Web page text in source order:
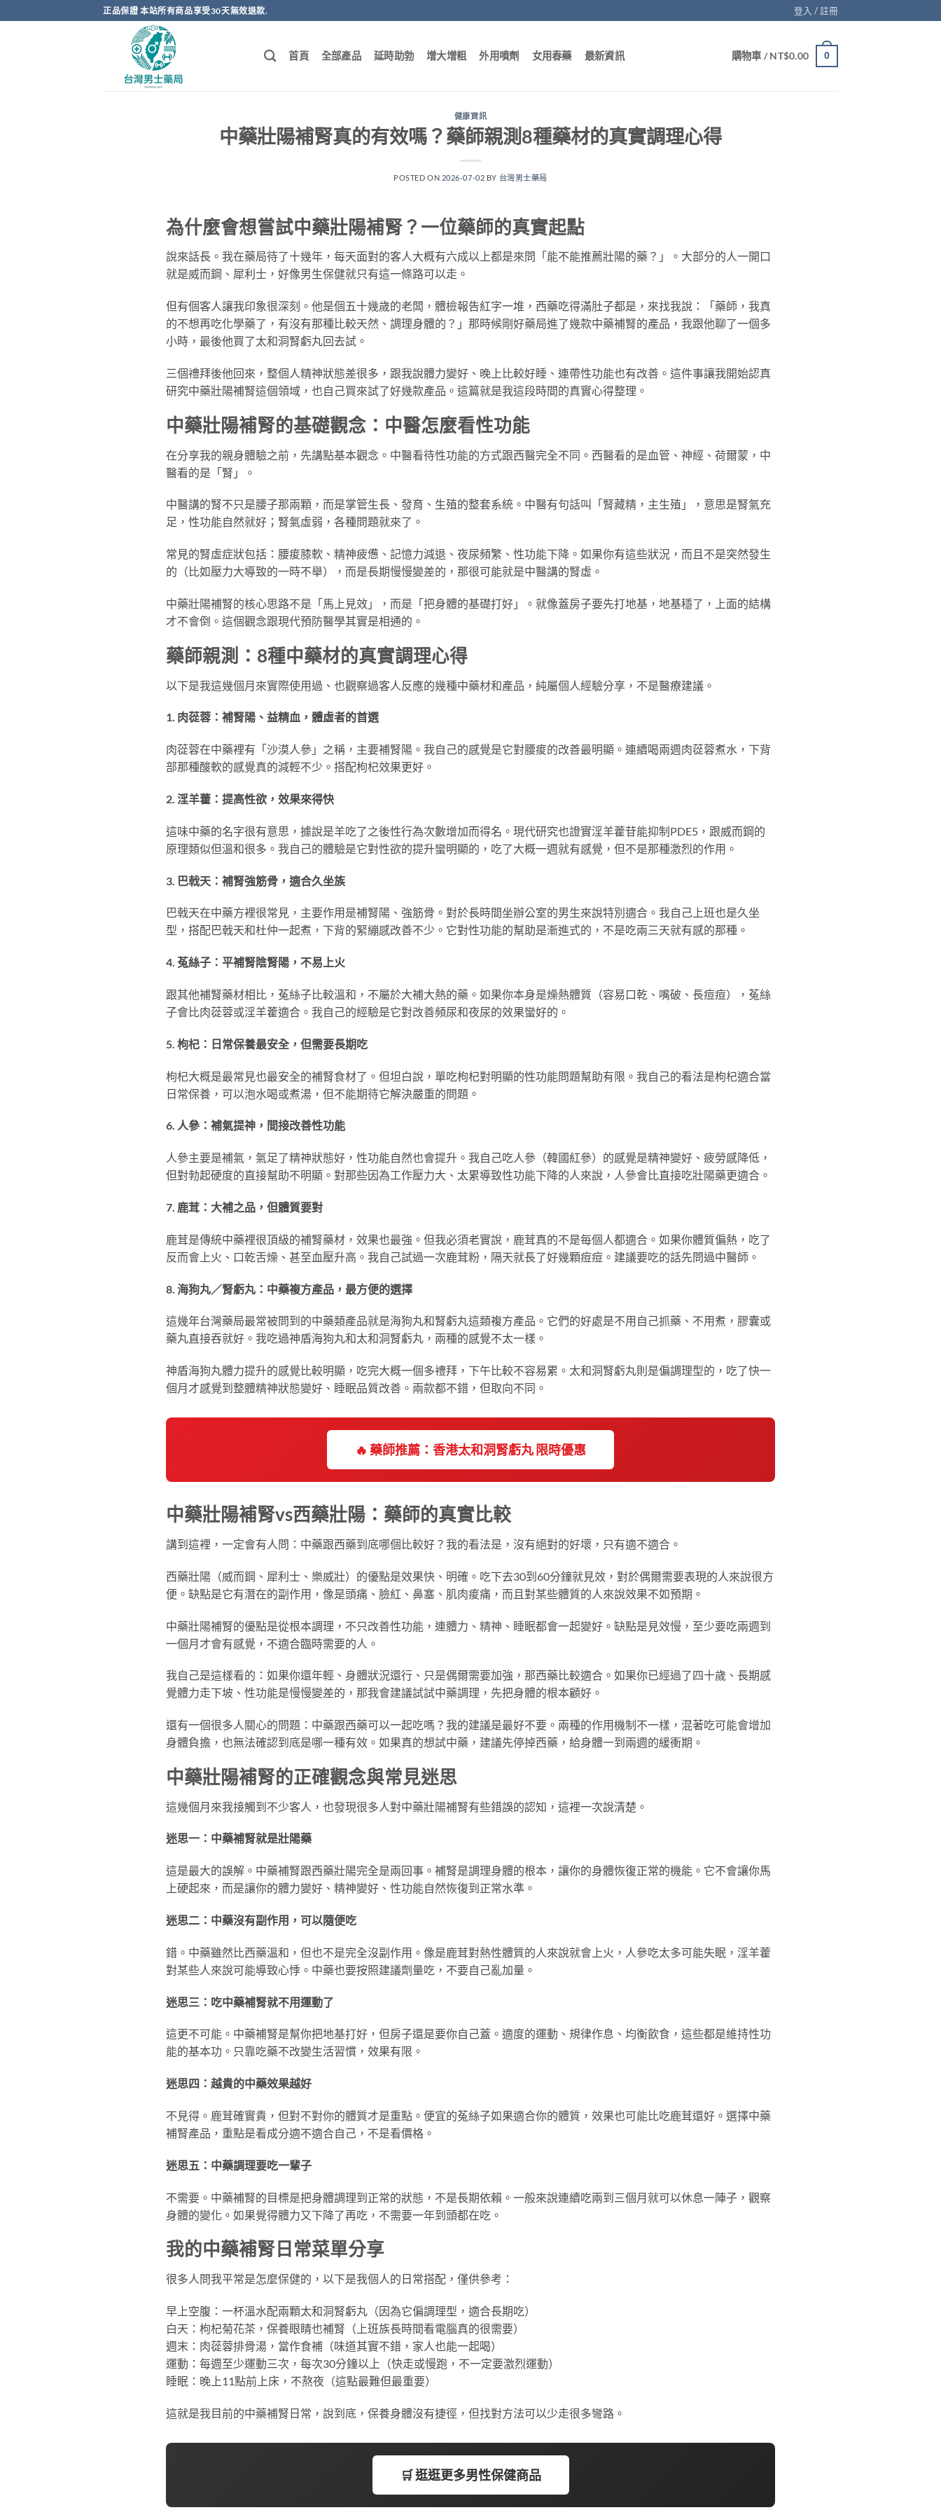
轉
正品保證 本站所有商品享受30天無效退款. 登入 / 註冊
首頁 全部產品 延時助勃 增大增粗 外用噴劑 女用春藥 最新資訊 購物車 /NT$0.00 0
健康資訊
中藥壯陽補腎真的有效嗎？藥師親測8種藥材的真實調理心得
POSTED ON 2026-07-02 BY 台灣男士藥局
為什麼會想嘗試中藥壯陽補腎？一位藥師的真實起點
說來話長。我在藥局待了十幾年，每天面對的客人大概有六成以上都是來問「能不能推薦壯陽的藥？」。大部分的人一開口
就是威而鋼、犀利士，好像男生保健就只有這一條路可以走。
但有個客人讓我印象很深刻。他是個五十幾歲的老闆，體檢報告紅字一堆，西藥吃得滿肚子都是，來找我說：「藥師，我真
的不想再吃化學藥了，有沒有那種比較天然、調理身體的？」那時候剛好藥局進了幾款中藥補腎的產品，我跟他聊了一個多
小時，最後他買了太和洞腎虧丸回去試。
三個禮拜後他回來，整個人精神狀態差很多，跟我說體力變好、晚上比較好睡、連帶性功能也有改善。這件事讓我開始認真
研究中藥壯陽補腎這個領域，也自己買來試了好幾款產品。這篇就是我這段時間的真實心得整理。
中藥壯陽補腎的基礎觀念：中醫怎麼看性功能
在分享我的親身體驗之前，先講點基本觀念。中醫看待性功能的方式跟西醫完全不同。西醫看的是血管、神經、荷爾蒙，中
醫看的是「腎」。
中醫講的腎不只是腰子那兩顆，而是掌管生長、發育、生殖的整套系統。中醫有句話叫「腎藏精，主生殖」，意思是腎氣充
足，性功能自然就好；腎氣虛弱，各種問題就來了。
常見的腎虛症狀包括：腰痠膝軟、精神疲憊、記憶力減退、夜尿頻繁、性功能下降。如果你有這些狀況，而且不是突然發生
的（比如壓力大導致的一時不舉），而是長期慢慢變差的，那很可能就是中醫講的腎虛。
中藥壯陽補腎的核心思路不是「馬上見效」，而是「把身體的基礎打好」。就像蓋房子要先打地基，地基穩了，上面的結構
才不會倒。這個觀念跟現代預防醫學其實是相通的。
藥師親測：8種中藥材的真實調理心得
以下是我這幾個月來實際使用過、也觀察過客人反應的幾種中藥材和產品，純屬個人經驗分享，不是醫療建議。
1. 肉蓯蓉：補腎陽、益精血，體虛者的首選
肉蓯蓉在中藥裡有「沙漠人參」之稱，主要補腎陽。我自己的感覺是它對腰痠的改善最明顯。連續喝兩週肉蓯蓉煮水，下背
部那種酸軟的感覺真的減輕不少。搭配枸杞效果更好。
2. 淫羊藿：提高性欲，效果來得快
這味中藥的名字很有意思，據說是羊吃了之後性行為次數增加而得名。現代研究也證實淫羊藿苷能抑制PDE5，跟威而鋼的
原理類似但溫和很多。我自己的體驗是它對性欲的提升蠻明顯的，吃了大概一週就有感覺，但不是那種激烈的作用。
3. 巴戟天：補腎強筋骨，適合久坐族
巴戟天在中藥方裡很常見，主要作用是補腎陽、強筋骨。對於長時間坐辦公室的男生來說特別適合。我自己上班也是久坐
型，搭配巴戟天和杜仲一起煮，下背的緊繃感改善不少。它對性功能的幫助是漸進式的，不是吃兩三天就有感的那種。
4. 菟絲子：平補腎陰腎陽，不易上火
跟其他補腎藥材相比，菟絲子比較溫和，不屬於大補大熱的藥。如果你本身是燥熱體質（容易口乾、嘴破、長痘痘），菟絲
子會比肉蓯蓉或淫羊藿適合。我自己的經驗是它對改善頻尿和夜尿的效果蠻好的。
5. 枸杞：日常保養最安全，但需要長期吃
枸杞大概是最常見也最安全的補腎食材了。但坦白說，單吃枸杞對明顯的性功能問題幫助有限。我自己的看法是枸杞適合當
日常保養，可以泡水喝或煮湯，但不能期待它解決嚴重的問題。
6. 人參：補氣提神，間接改善性功能
人參主要是補氣，氣足了精神狀態好，性功能自然也會提升。我自己吃人參（韓國紅參）的感覺是精神變好、疲勞感降低，
但對勃起硬度的直接幫助不明顯。對那些因為工作壓力大、太累導致性功能下降的人來說，人參會比直接吃壯陽藥更適合。
7. 鹿茸：大補之品，但體質要對
鹿茸是傳統中藥裡很頂級的補腎藥材，效果也最強。但我必須老實說，鹿茸真的不是每個人都適合。如果你體質偏熱，吃了
反而會上火、口乾舌燥、甚至血壓升高。我自己試過一次鹿茸粉，隔天就長了好幾顆痘痘。建議要吃的話先問過中醫師。
8. 海狗丸／腎虧丸：中藥複方產品，最方便的選擇
這幾年台灣藥局最常被問到的中藥類產品就是海狗丸和腎虧丸這類複方產品。它們的好處是不用自己抓藥、不用煮，膠囊或
藥丸直接吞就好。我吃過神盾海狗丸和太和洞腎虧丸，兩種的感覺不太一樣。
神盾海狗丸體力提升的感覺比較明顯，吃完大概一個多禮拜，下午比較不容易累。太和洞腎虧丸則是偏調理型的，吃了快一
個月才感覺到整體精神狀態變好、睡眠品質改善。兩款都不錯，但取向不同。
🔥 藥師推薦：香港太和洞腎虧丸 限時優惠
中藥壯陽補腎vs西藥壯陽：藥師的真實比較
講到這裡，一定會有人問：中藥跟西藥到底哪個比較好？我的看法是，沒有絕對的好壞，只有適不適合。
西藥壯陽（威而鋼、犀利士、樂威壯）的優點是效果快、明確。吃下去30到60分鐘就見效，對於偶爾需要表現的人來說很方
便。缺點是它有潛在的副作用，像是頭痛、臉紅、鼻塞、肌肉痠痛，而且對某些體質的人來說效果不如預期。
中藥壯陽補腎的優點是從根本調理，不只改善性功能，連體力、精神、睡眠都會一起變好。缺點是見效慢，至少要吃兩週到
一個月才會有感覺，不適合臨時需要的人。
我自己是這樣看的：如果你還年輕、身體狀況還行、只是偶爾需要加強，那西藥比較適合。如果你已經過了四十歲、長期感
覺體力走下坡、性功能是慢慢變差的，那我會建議試試中藥調理，先把身體的根本顧好。
還有一個很多人關心的問題：中藥跟西藥可以一起吃嗎？我的建議是最好不要。兩種的作用機制不一樣，混著吃可能會增加
身體負擔，也無法確認到底是哪一種有效。如果真的想試中藥，建議先停掉西藥，給身體一到兩週的緩衝期。
中藥壯陽補腎的正確觀念與常見迷思
這幾個月來我接觸到不少客人，也發現很多人對中藥壯陽補腎有些錯誤的認知，這裡一次說清楚。
迷思一：中藥補腎就是壯陽藥
這是最大的誤解。中藥補腎跟西藥壯陽完全是兩回事。補腎是調理身體的根本，讓你的身體恢復正常的機能。它不會讓你馬
上硬起來，而是讓你的體力變好、精神變好、性功能自然恢復到正常水準。
迷思二：中藥沒有副作用，可以隨便吃
錯。中藥雖然比西藥溫和，但也不是完全沒副作用。像是鹿茸對熱性體質的人來說就會上火，人參吃太多可能失眠，淫羊藿
對某些人來說可能導致心悸。中藥也要按照建議劑量吃，不要自己亂加量。
迷思三：吃中藥補腎就不用運動了
這更不可能。中藥補腎是幫你把地基打好，但房子還是要你自己蓋。適度的運動、規律作息、均衡飲食，這些都是維持性功
能的基本功。只靠吃藥不改變生活習慣，效果有限。
迷思四：越貴的中藥效果越好
不見得。鹿茸確實貴，但對不對你的體質才是重點。便宜的菟絲子如果適合你的體質，效果也可能比吃鹿茸還好。選擇中藥
補腎產品，重點是看成分適不適合自己，不是看價格。
迷思五：中藥調理要吃一輩子
不需要。中藥補腎的目標是把身體調理到正常的狀態，不是長期依賴。一般來說連續吃兩到三個月就可以休息一陣子，觀察
身體的變化。如果覺得體力又下降了再吃，不需要一年到頭都在吃。
我的中藥補腎日常菜單分享
很多人問我平常是怎麼保健的，以下是我個人的日常搭配，僅供參考：
早上空腹：一杯溫水配兩顆太和洞腎虧丸（因為它偏調理型，適合長期吃）
白天：枸杞菊花茶，保養眼睛也補腎（上班族長時間看電腦真的很需要）
週末：肉蓯蓉排骨湯，當作食補（味道其實不錯，家人也能一起喝）
運動：每週至少運動三次，每次30分鐘以上（快走或慢跑，不一定要激烈運動）
睡眠：晚上11點前上床，不熬夜（這點最難但最重要）
這就是我目前的中藥補腎日常，說到底，保養身體沒有捷徑，但找對方法可以少走很多彎路。
🛒 逛逛更多男性保健商品